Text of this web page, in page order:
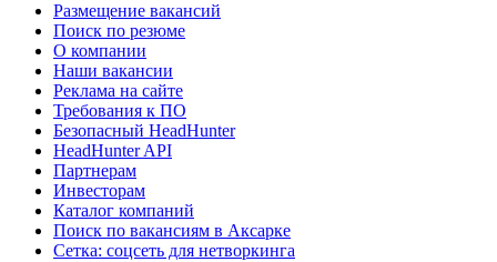
Размещение вакансий
Поиск по резюме
О компании
Наши вакансии
Реклама на сайте
Требования к ПО
Безопасный HeadHunter
HeadHunter API
Партнерам
Инвесторам
Каталог компаний
Поиск по вакансиям в Аксарке
Сетка: соцсеть для нетворкинга